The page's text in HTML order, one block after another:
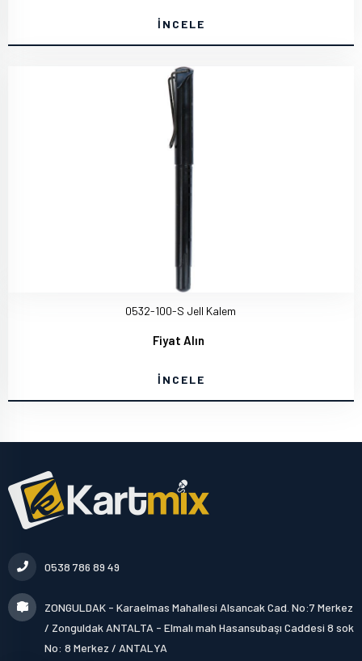
İNCELE
0532-100-S Jell Kalem
Fiyat Alın
İNCELE
0538 786 89 49
ZONGULDAK - Karaelmas Mahallesi Alsancak Cad. No:7 Merkez
/ Zonguldak ANTALTA - Elmalı mah Hasansubaşı Caddesi 8 sok
No: 8 Merkez / ANTALYA